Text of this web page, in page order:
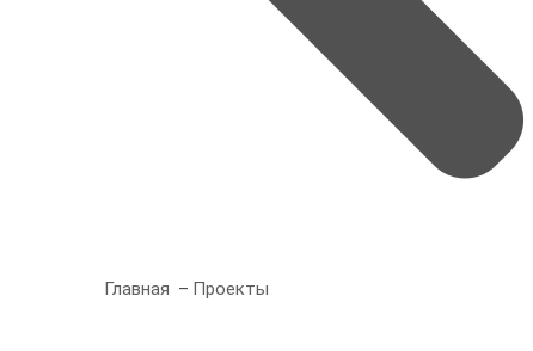
Главная Проекты